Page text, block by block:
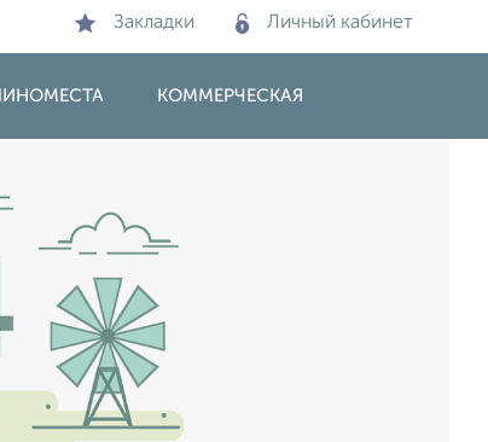
Закладки Личный кабинет
КОММЕРЧЕСКАЯ